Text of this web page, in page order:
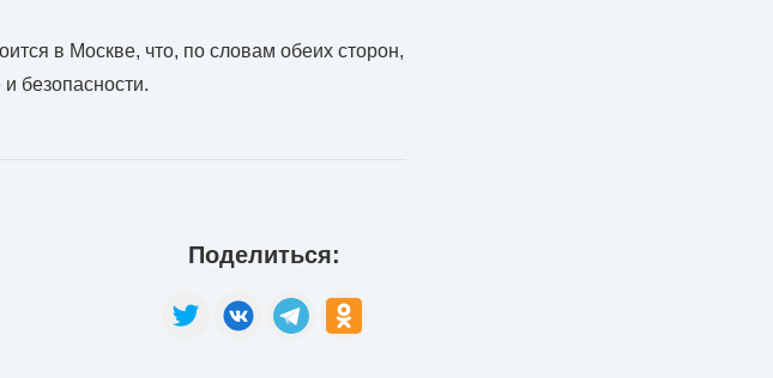
в Москве, что, по словам обеих сторон,
безопасности.
Поделиться: